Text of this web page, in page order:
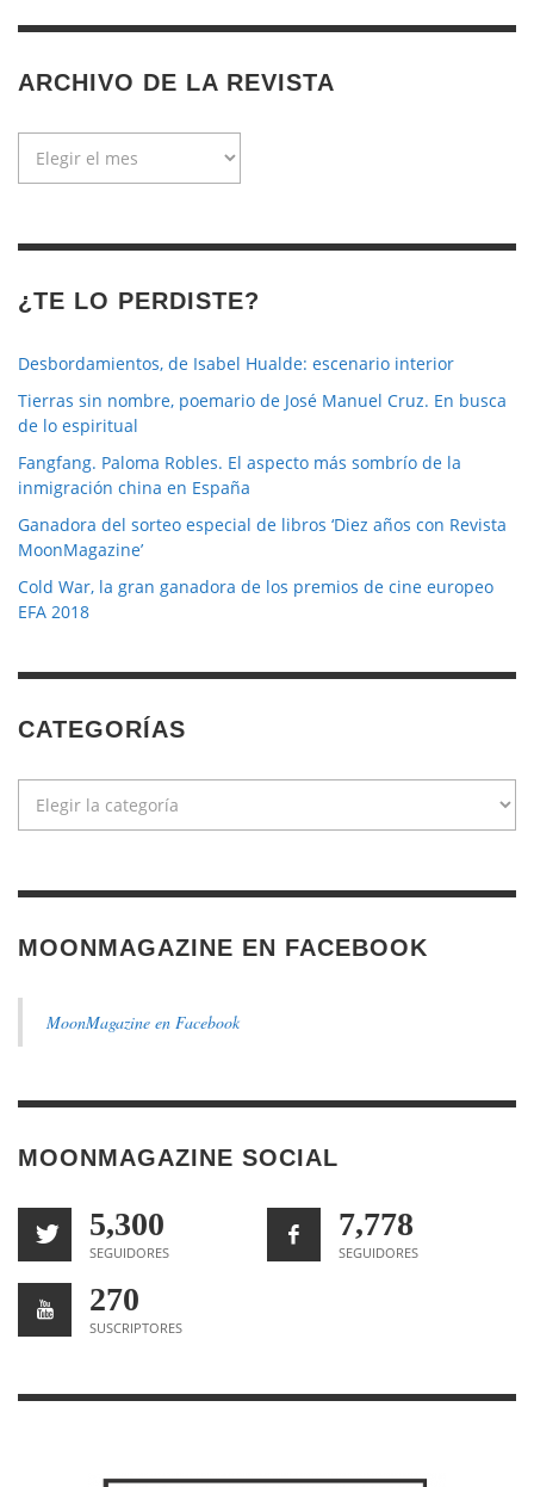
ARCHIVO DE LA REVISTA
¿TE LO PERDISTE?
Desbordamientos, de Isabel Hualde: escenario interior
Tierras sin nombre, poemario de José Manuel Cruz. En busca
de lo espiritual
Fangfang. Paloma Robles. El aspecto más sombrío de la
inmigración china en España
Ganadora del sorteo especial de libros ‘Diez años con Revista
MoonMagazine’
Cold War, la gran ganadora de los premios de cine europeo
EFA 2018
CATEGORÍAS
MOONMAGAZINE EN FACEBOOK
MoonMagazine en Facebook
MOONMAGAZINE SOCIAL
5,300
SEGUIDORES
7,778
SEGUIDORES
270
SUSCRIPTORES